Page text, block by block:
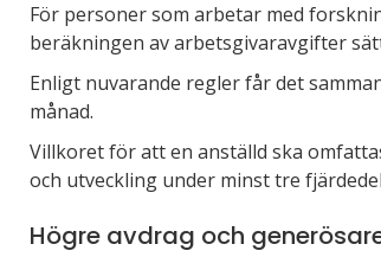
För personer som arbetar med
beräkningen av arbetsgivaravgifter
Enligt nuvarande regler får det
månad.
Villkoret för att en anställd ska
och utveckling under minst tre
Högre avdrag och